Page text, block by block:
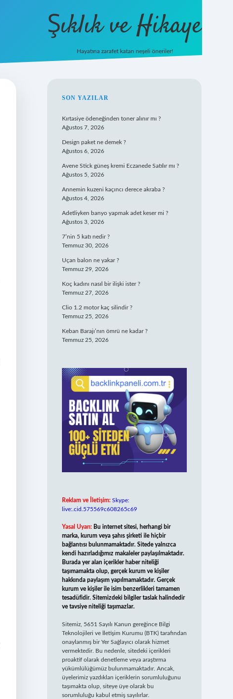
Şıklık ve Hikaye
Hayatına zarafet katan neşeli öneriler!
SIDEBAR
SON YAZILAR
Kırtasiye ödeneğinden toner alınır mı ?
Ağustos 7, 2026
Design paket ne demek ?
Ağustos 6, 2026
Avene Stick güneş kremi Eczanede Satılır mı ?
Ağustos 5, 2026
Annemin kuzeni kaçıncı derece akraba ?
Ağustos 4, 2026
Adetliyken banyo yapmak adet keser mi ?
Ağustos 3, 2026
7’nin 5 katı nedir ?
Temmuz 30, 2026
Uçan balon ne yakar ?
Temmuz 29, 2026
Koç kadını nasıl bir ilişki ister ?
Temmuz 27, 2026
Clio 1.2 motor kaç silindir ?
Temmuz 25, 2026
Keban Barajı’nın ömrü ne kadar ?
Temmuz 25, 2026
Reklam ve İletişim: Skype:
live:.cid.575569c608265c69
Yasal Uyarı: Bu internet sitesi, herhangi bir
marka, kurum veya şahıs şirketi ile hiçbir
bağlantısı bulunmamaktadır. Sitede yalnızca
kendi hazırladığımız makaleler paylaşılmaktadır.
Burada yer alan içerikler haber niteliği
taşımamakta olup, gerçek kurum ve kişiler
hakkında paylaşım yapılmamaktadır. Gerçek
kurum ve kişiler ile isim benzerlikleri tamamen
tesadüfidir. Sitemizdeki bilgiler taslak halindedir
ve tavsiye niteliği taşımazlar.
Sitemiz, 5651 Sayılı Kanun gereğince Bilgi
Teknolojileri ve İletişim Kurumu (BTK) tarafından
onaylanmış bir Yer Sağlayıcı olarak hizmet
vermektedir. Bu nedenle, sitedeki içerikleri
proaktif olarak denetleme veya araştırma
yükümlülüğümüz bulunmamaktadır. Ancak,
üyelerimiz yazdıkları içeriklerin sorumluluğunu
taşımakta olup, siteye üye olarak bu
sorumluluğu kabul etmiş sayılırlar.